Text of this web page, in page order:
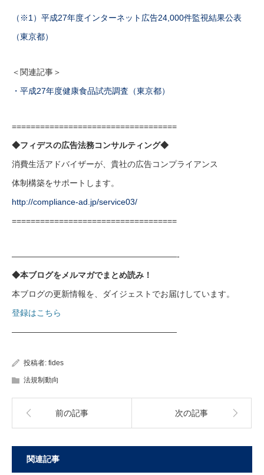
（※1）平成27年度インターネット広告24,000件監視結果公表
（東京都）
＜関連記事＞
・平成27年度健康食品試売調査（東京都）
===================================
◆フィデスの広告法務コンサルティング◆
消費生活アドバイザーが、貴社の広告コンプライアンス
体制構築をサポートします。
http://compliance-ad.jp/service03/
===================================
————————————————————-
◆本ブログをメルマガでまとめ読み！
本ブログの更新情報を、ダイジェストでお届けしています。
登録はこちら
————————————————————
投稿者: fides
法規制動向
前の記事 次の記事
関連記事